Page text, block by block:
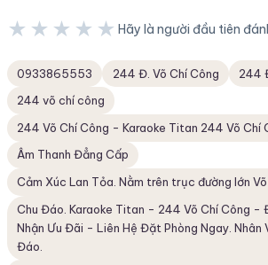
★★★★★ Hãy là người đầu tiên
0933865553 244 Đ. Võ Chí Công
244
244 võ chí công
244 Võ Chí Công - Karaoke Titan 244 Võ Chí
Âm Thanh Đẳng Cấp
Cảm Xúc Lan Tỏa. Nằm trên trục đường lớn
Chu Đáo. Karaoke Titan - 244 Võ Chí Công -
Nhận Ưu Đãi - Liên Hệ Đặt Phòng Ngay. Nhân
Đáo.